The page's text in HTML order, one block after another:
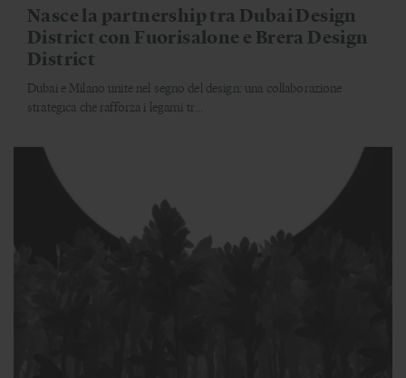
Nasce la partnership tra Dubai Design
District con Fuorisalone e Brera Design
District
Dubai e Milano unite nel segno del design: una collaborazione
strategica che rafforza i legami tr...